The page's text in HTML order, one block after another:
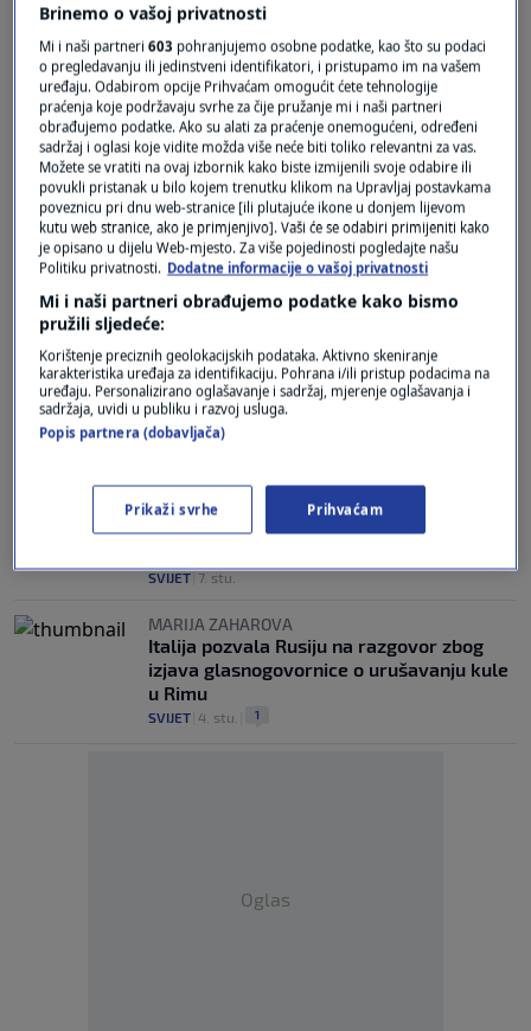
Oglas
RUSKE PRIJETNJE
Zaharova: Baltičke zemlje su upozorene,
ako budu razumne poslušat će
SVIJET
MARIJA ZAHAROVA
Glasnogovornica ruskog ministarstva:
Ursula nije mogla ne čuti za Kosovo
SVIJET|25. stu.
NASTUPI SRPSKOG PREDSJEDNIKA
Zaharova: Postoji li samo jedan
predsjednik Vučić? Kao da intervjue daju
SVIJET 7. stu.
MARIJA ZAHAROVA
Italija pozvala Rusiju na razgovor zbog
izjava glasnogovornice o urušavanju kule
u Rimu
SVIJET 4. stu. 1
Oglas
Brinemo o vašoj privatnosti
Mi i naši partneri603 pohranjujemo osobne podatke, kao što su podaci
o pregledavanju ili jedinstveni identifikatori, i pristupamo im na vašem
uređaju. Odabirom opcije Prihvaćam omogućit ćete tehnologije
praćenja koje podržavaju svrhe za čije pružanje mi i naši partneri
obrađujemo podatke. Ako su alati za praćenje onemogućeni, određeni
sadržaj i oglasi koje vidite možda više neće biti toliko relevantni za vas.
Možete se vratiti na ovaj izbornik kako biste izmijenili svoje odabire ili
povukli pristanak u bilo kojem trenutku klikom na Upravljaj postavkama
poveznicu pri dnu web-stranice [ili plutajuće ikone u donjem lijevom
kutu web stranice, ako je primjenjivo]. Vaši će se odabiri primijeniti kako
je opisano u dijelu Web-mjesto. Za više pojedinosti pogledajte našu
Politiku privatnosti. Dodatne informacije o vašoj privatnosti
Mi i naši partneri obrađujemo podatke kako bismo
pružili sljedeće:
Korištenje preciznih geolokacijskih podataka. Aktivno skeniranje
karakteristika uređaja za identifikaciju. Pohrana i/ili pristup podacima na
uređaju. Personalizirano oglašavanje i sadržaj, mjerenje oglašavanja i
sadržaja, uvidi u publiku i razvoj usluga.
Popis partnera (dobavljača)
Prikaži svrhe Prihvaćam